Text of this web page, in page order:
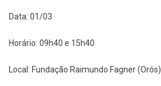
Data: 01/03
Horário: 09h40 e 15h40
Local: Fundação Raimundo Fagner (Orós)